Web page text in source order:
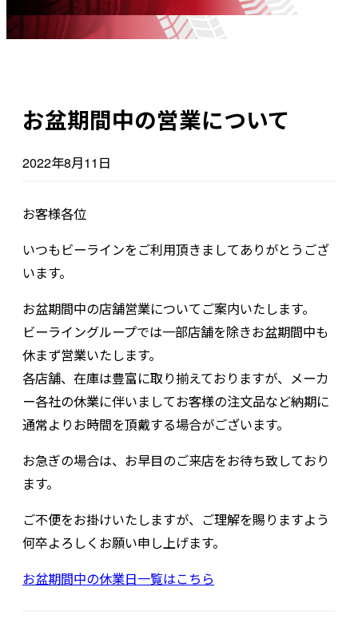
お盆期間中の営業について
2022年8月11日
お客様各位
いつもビーラインをご利用頂きましてありがとうござ
います。
お盆期間中の店舗営業についてご案内いたします。
ビーライングループでは一部店舗を除きお盆期間中も
休まず営業いたします。
各店舗、在庫は豊富に取り揃えておりますが、メーカ
ー各社の休業に伴いましてお客様の注文品など納期に
通常よりお時間を頂戴する場合がございます。
お急ぎの場合は、お早目のご来店をお待ち致しており
ます。
ご不便をお掛けいたしますが、ご理解を賜りますよう
何卒よろしくお願い申し上げます。
お盆期間中の休業日一覧はこちら